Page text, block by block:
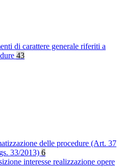
di carattere generale riferiti a
43
delle procedure (Art. 37
33/2013) 6
interesse realizzazione opere